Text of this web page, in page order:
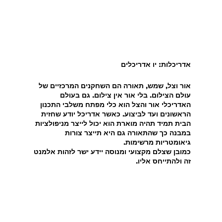
אדריכלות: יו אדריכלים
אור וצל, שמש, תאורה הם השחקנים המרכזיים של
עולם הצילום. בלי אור אין צילום. גם בעולם
האדריכלי אור והצל הוא כלי מפתח משלבי התכנון
הראשונים ועד לביצוע. כאשר אדריכל יודע שחזית
הבית תמיד תהיה מוארת הוא יכול לייצר מניפולציות
במבנה כך שהתאורה גם היא תייצר צורות
גיאומטריות מרשימות.
כמובן שצלם מקצועי ומנוסה יידע ישר לזהות אלמנט
זה ולהתייחס אליו.